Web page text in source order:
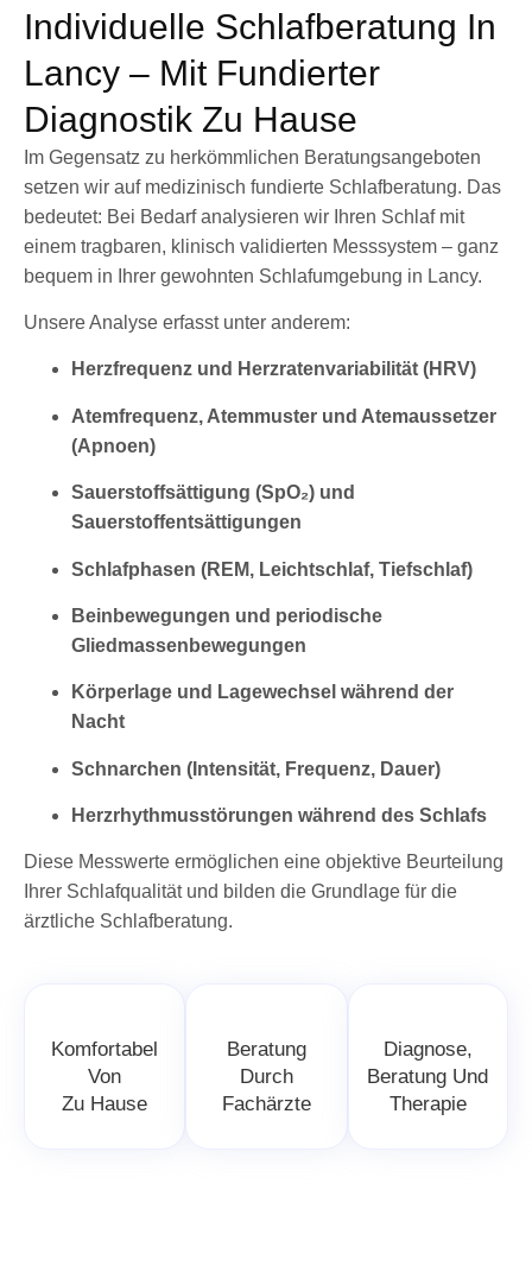
Komfortabel
Von
Zu Hause
Beratung
Durch
Fachärzte
Diagnose,
Beratung Und
Therapie
Individuelle Schlafberatung In
Lancy – Mit Fundierter
Diagnostik Zu Hause
Im Gegensatz zu herkömmlichen Beratungsangeboten
setzen wir auf medizinisch fundierte Schlafberatung. Das
bedeutet: Bei Bedarf analysieren wir Ihren Schlaf mit
einem tragbaren, klinisch validierten Messsystem – ganz
bequem in Ihrer gewohnten Schlafumgebung in Lancy.
Unsere Analyse erfasst unter anderem:
Herzfrequenz und Herzratenvariabilität (HRV)
Atemfrequenz, Atemmuster und Atemaussetzer
(Apnoen)
Sauerstoffsättigung (SpO₂) und
Sauerstoffentsättigungen
Schlafphasen (REM, Leichtschlaf, Tiefschlaf)
Beinbewegungen und periodische
Gliedmassenbewegungen
Körperlage und Lagewechsel während der
Nacht
Schnarchen (Intensität, Frequenz, Dauer)
Herzrhythmusstörungen während des Schlafs
Diese Messwerte ermöglichen eine objektive Beurteilung
Ihrer Schlafqualität und bilden die Grundlage für die
ärztliche Schlafberatung.